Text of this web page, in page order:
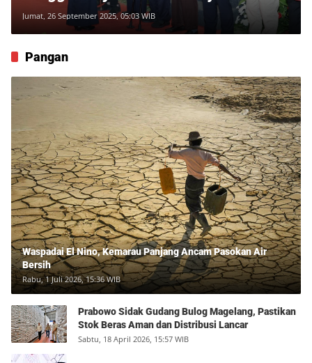
Kedaulatan Bea Cukai
Jumat, 26 September 2025, 05:03 WIB
Pangan
Waspadai El Nino, Kemarau Panjang Ancam Pasokan Air
Bersih
Rabu, 1 Juli 2026, 15:36 WIB
Prabowo Sidak Gudang Bulog Magelang, Pastikan
Stok Beras Aman dan Distribusi Lancar
Sabtu, 18 April 2026, 15:57 WIB